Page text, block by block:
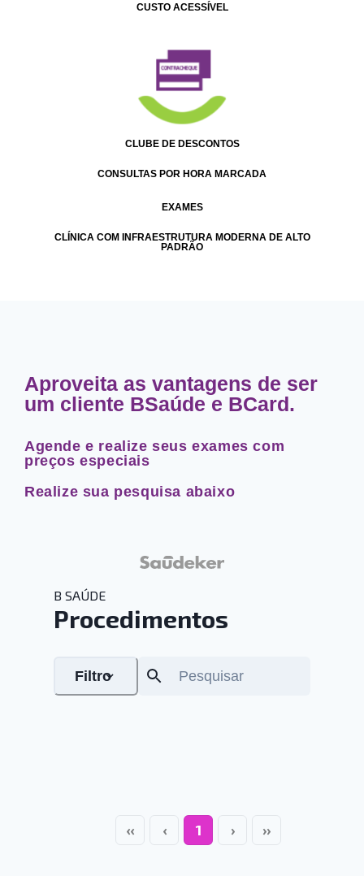
CUSTO ACESSÍVEL
CLUBE DE DESCONTOS
CONSULTAS POR HORA MARCADA
EXAMES
CLÍNICA COM INFRAESTRUTURA MODERNA DE ALTO
PADRÃO
Aproveita as vantagens de ser
um cliente BSaúde e BCard.
Agende e realize seus exames com
preços especiais
Realize sua pesquisa abaixo